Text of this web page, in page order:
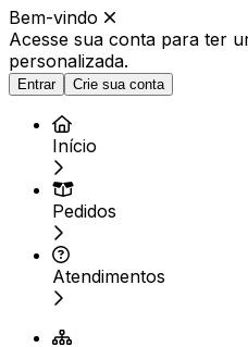
Bem-vindo
Acesse sua conta para ter
personalizada.
Entrar Crie sua conta
Início
Pedidos
Atendimentos